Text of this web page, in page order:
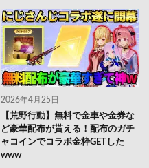
2026年4月25日
【荒野行動】無料で金車や金券な
ど豪華配布が貰える！配布のガチ
ャコインでコラボ金枠GETした
www